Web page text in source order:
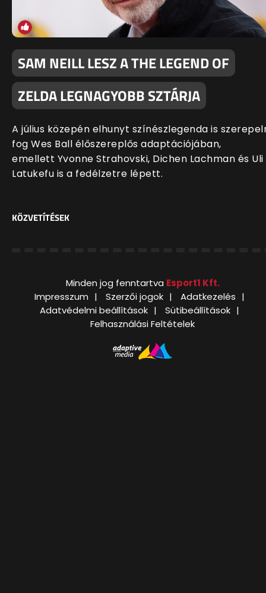
SAM NEILL LESZ A THE LEGEND OF
ZELDA LEGNAGYOBB SZTÁRJA
A július közepén elhunyt színészlegenda is
fog Wes Ball élőszereplős adaptációjában,
emellett Yvonne Strahovski, Dichen Lachman és Uli
Latukefu is a fedélzetre lépett.
KÖZVETÍTÉSEK
Minden jog fenntartva Esport1 Kft.
Impresszum
Szerzői jogok
Adatkezelés
Adatvédelmi beállítások
Sütibeállítások
Felhasználási Feltételek